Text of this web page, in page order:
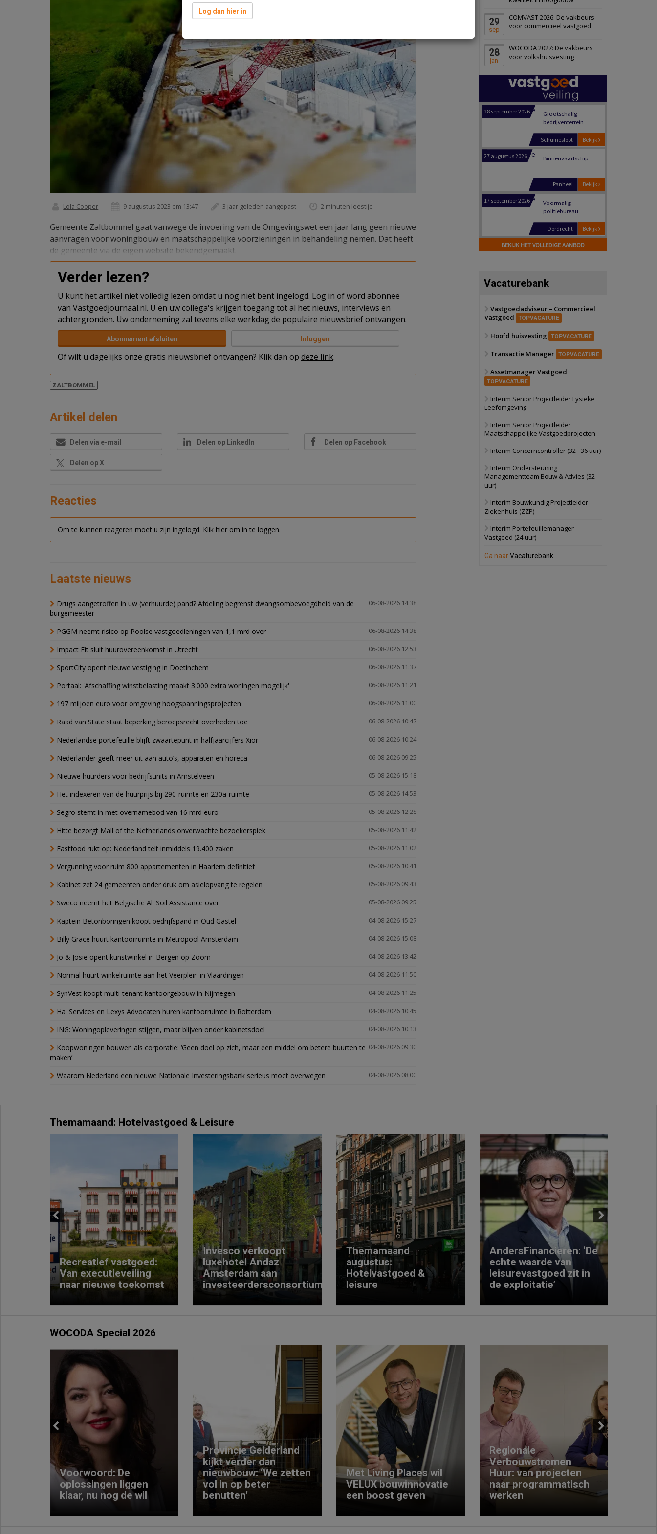
Lola Cooper 9 augustus 2023 om 13:47 3 jaar geleden aangepast 2 minuten leestijd
Gemeente Zaltbommel gaat vanwege de invoering van de Omgevingswet een jaar lang geen nieuwe
aanvragen voor woningbouw en maatschappelijke voorzieningen in behandeling nemen. Dat heeft
de gemeente via de eigen website bekendgemaakt.
Verder lezen?
U kunt het artikel niet volledig lezen omdat u nog niet bent ingelogd. Log in of word abonnee
van Vastgoedjournaal.nl. U en uw collega's krijgen toegang tot al het nieuws, interviews en
achtergronden. Uw onderneming zal tevens elke werkdag de populaire nieuwsbrief ontvangen.
Abonnement afsluiten Inloggen
Of wilt u dagelijks onze gratis nieuwsbrief ontvangen? Klik dan op deze link.
ZALTBOMMEL
Artikel delen
Delen via e-mail Delen op LinkedIn Delen op Facebook
Delen op X
Reacties
Om te kunnen reageren moet u zijn ingelogd. Klik hier om in te loggen.
Laatste nieuws
06-08-2026 14:38
Drugs aangetroffen in uw (verhuurde) pand? Afdeling begrenst dwangsombevoegdheid van de
burgemeester
06-08-2026 14:38
PGGM neemt risico op Poolse vastgoedleningen van 1,1 mrd over
06-08-2026 12:53
Impact Fit sluit huurovereenkomst in Utrecht
06-08-2026 11:37
SportCity opent nieuwe vestiging in Doetinchem
06-08-2026 11:21
Portaal: 'Afschaffing winstbelasting maakt 3.000 extra woningen mogelijk'
06-08-2026 11:00
197 miljoen euro voor omgeving hoogspanningsprojecten
06-08-2026 10:47
Raad van State staat beperking beroepsrecht overheden toe
06-08-2026 10:24
Nederlandse portefeuille blijft zwaartepunt in halfjaarcijfers Xior
06-08-2026 09:25
Nederlander geeft meer uit aan auto’s, apparaten en horeca
05-08-2026 15:18
Nieuwe huurders voor bedrijfsunits in Amstelveen
05-08-2026 14:53
Het indexeren van de huurprijs bij 290-ruimte en 230a-ruimte
05-08-2026 12:28
Segro stemt in met overnamebod van 16 mrd euro
05-08-2026 11:42
Hitte bezorgt Mall of the Netherlands onverwachte bezoekerspiek
05-08-2026 11:02
Fastfood rukt op: Nederland telt inmiddels 19.400 zaken
05-08-2026 10:41
Vergunning voor ruim 800 appartementen in Haarlem definitief
05-08-2026 09:43
Kabinet zet 24 gemeenten onder druk om asielopvang te regelen
05-08-2026 09:25
Sweco neemt het Belgische All Soil Assistance over
04-08-2026 15:27
Kaptein Betonboringen koopt bedrijfspand in Oud Gastel
04-08-2026 15:08
Billy Grace huurt kantoorruimte in Metropool Amsterdam
04-08-2026 13:42
Jo & Josie opent kunstwinkel in Bergen op Zoom
04-08-2026 11:50
Normal huurt winkelruimte aan het Veerplein in Vlaardingen
04-08-2026 11:25
SynVest koopt multi-tenant kantoorgebouw in Nijmegen
04-08-2026 10:45
Hal Services en Lexys Advocaten huren kantoorruimte in Rotterdam
04-08-2026 10:13
ING: Woningopleveringen stijgen, maar blijven onder kabinetsdoel
04-08-2026 09:30
Koopwoningen bouwen als corporatie: ‘Geen doel op zich, maar een middel om betere buurten te
maken’
04-08-2026 08:00
Waarom Nederland een nieuwe Nationale Investeringsbank serieus moet overwegen
29
sep
COMVAST 2026: De vakbeurs
voor commercieel vastgoed
28
jan
WOCODA 2027: De vakbeurs
voor volkshuisvesting
Zwanenburg
6 oktober 2026 Transformatieobject
Bekijk
Schiedam
22 september 2026
Oranje
28 september 2026
Grootschalig
bedrijventerrein
Bekijk
Schuinesloot
27 augustus 2026 Binnenvaartschip
Bekijk
Panheel
17 september 2026
Voormalig
politiebureau
Bekijk
Dordrecht
17 september 2026
Voormalig
Zaandam
8 september 2026 Zorgcomplex
6 oktober 2026
22 september 2026 Attractiepark
Bekijk
Oranje
28 september 2026
Grootschalig
bedrijventerrein
27 augustus 2026
17 september 2026
Voormalig
BEKIJK HET VOLLEDIGE AANBOD
Vacaturebank
Vastgoedadviseur – Commercieel
Vastgoed
TOPVACATURE
Hoofd huisvesting TOPVACATURE
Transactie Manager TOPVACATURE
Assetmanager Vastgoed
TOPVACATURE
Interim Senior Projectleider Fysieke
Leefomgeving
Interim Senior Projectleider
Maatschappelijke Vastgoedprojecten
Interim Concerncontroller (32 - 36 uur)
Interim Ondersteuning
Managementteam Bouw & Advies (32
uur)
Interim Bouwkundig Projectleider
Ziekenhuis (ZZP)
Interim Portefeuillemanager
Vastgoed (24 uur)
Ga naarVacaturebank
Themamaand: Hotelvastgoed & Leisure
Previous
Recreatief vastgoed:
Van executieveiling
naar nieuwe toekomst
Invesco verkoopt
luxehotel Andaz
Amsterdam aan
investeerdersconsortium
Themamaand
augustus:
Hotelvastgoed &
leisure
AndersFinancieren: ‘De
echte waarde van
leisurevastgoed zit in
de exploitatie’
Next
WOCODA Special 2026
Previous
Voorwoord: De
oplossingen liggen
klaar, nu nog de wil
Provincie Gelderland
kijkt verder dan
nieuwbouw: ‘We zetten
vol in op beter
benutten’
Met Living Places wil
VELUX bouwinnovatie
een boost geven
Regionale
Verbouwstromen
Huur: van projecten
naar programmatisch
werken
Next
Log dan hier in